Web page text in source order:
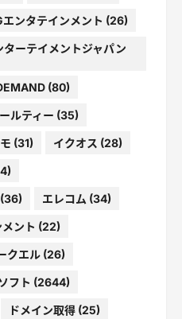
ンタテインメント (26)
ターテイメントジャパン
(80)
ルティー (35)
(31) イクオス (28)
エレコム (34)
メント (22)
クエル(26)
フト (2644)
ドメイン取得(25)